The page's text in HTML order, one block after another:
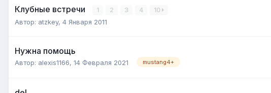
Клубные встречи 1 2 3 4 10
Автор: atzkey, 4 Января 2011
Нужна помощь
Автор: alexis1166, 14 Февраля 2021 mustang4+